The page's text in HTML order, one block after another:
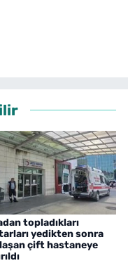
topladıkları
yedikten sonra
çift hastaneye